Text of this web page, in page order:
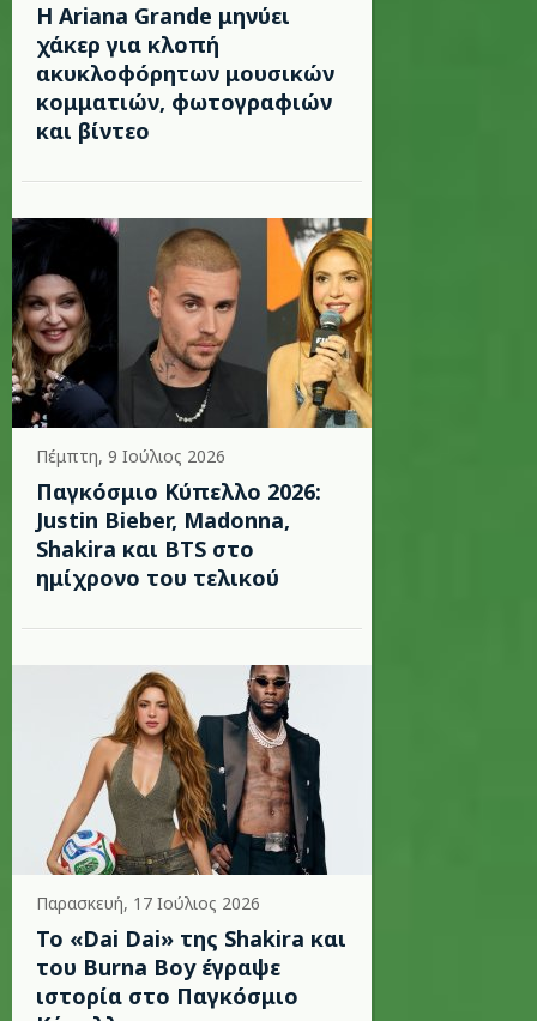
Η Ariana Grande μηνύει
χάκερ για κλοπή
ακυκλοφόρητων μουσικών
κομματιών, φωτογραφιών
και βίντεο
Πέμπτη, 9 Ιούλιος 2026
Παγκόσμιο Κύπελλο 2026:
Justin Bieber, Madonna,
Shakira και BTS στο
ημίχρονο του τελικού
Παρασκευή, 17 Ιούλιος 2026
To «Dai Dai» της Shakira και
του Burna Boy έγραψε
ιστορία στο Παγκόσμιο